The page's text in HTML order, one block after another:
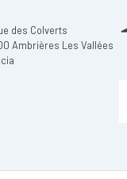
des Colverts
Ambrières Les Vallées